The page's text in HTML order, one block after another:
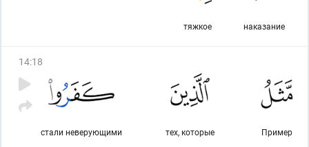
наказание
тяжкое
14:18
Пример
тех, которые
стали неверующими